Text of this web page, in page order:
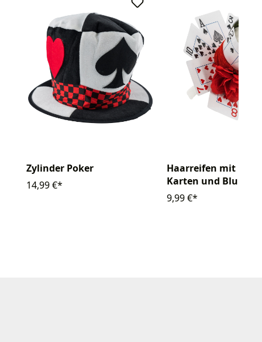
Zylinder Poker
14,99 €*
Haarreifen mit
Karten und Blume
9,99 €*